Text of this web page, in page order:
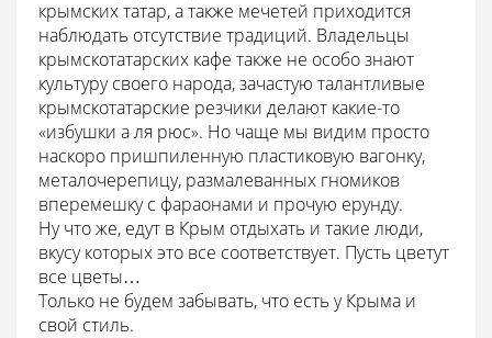
крымских татар, а также мечетей приходится
наблюдать отсутствие традиций. Владельцы
крымскотатарских кафе также не особо знают
культуру своего народа, зачастую талантливые
крымскотатарские резчики делают какие-то
«избушки а ля рюс». Но чаще мы видим просто
наскоро пришпиленную пластиковую вагонку,
металочерепицу, размалеванных гномиков
вперемешку с фараонами и прочую ерунду.
Ну что же, едут в Крым отдыхать и такие люди,
вкусу которых это все соответствует. Пусть цветут
все цветы…
Только не будем забывать, что есть у Крыма и
свой стиль.